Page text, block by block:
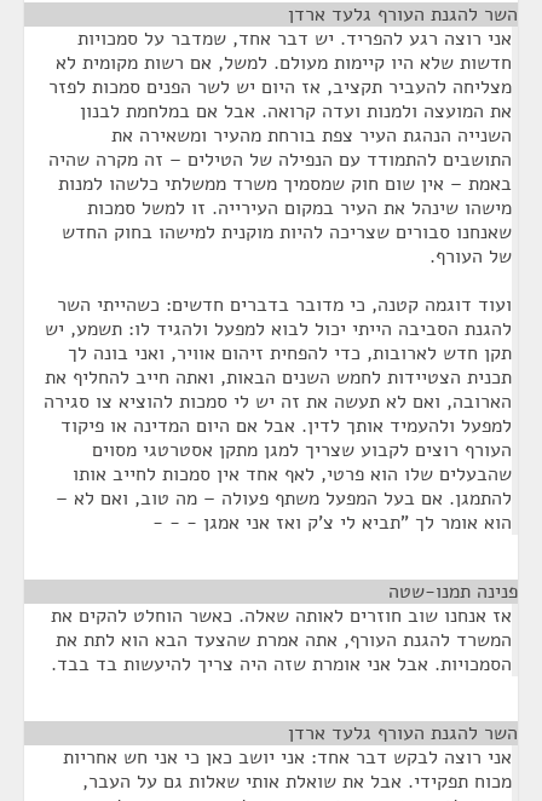
השר להגנת העורף גלעד ארדן
אני רוצה רגע להפריד. יש דבר אחד, שמדבר על סמכויות
חדשות שלא היו קיימות מעולם. למשל, אם רשות מקומית לא
מצליחה להעביר תקציב, אז היום יש לשר הפנים סמכות לפזר
את המועצה ולמנות ועדה קרואה. אבל אם במלחמת לבנון
השנייה הנהגת העיר צפת בורחת מהעיר ומשאירה את
התושבים להתמודד עם הנפילה של הטילים – זה מקרה שהיה
באמת – אין שום חוק שמסמיך משרד ממשלתי כלשהו למנות
מישהו שינהל את העיר במקום העירייה. זו למשל סמכות
שאנחנו סבורים שצריכה להיות מוקנית למישהו בחוק החדש
של העורף.
ועוד דוגמה קטנה, כי מדובר בדברים חדשים: כשהייתי השר
להגנת הסביבה הייתי יכול לבוא למפעל ולהגיד לו: תשמע, יש
תקן חדש לארובות, כדי להפחית זיהום אוויר, ואני בונה לך
תכנית הצטיידות לחמש השנים הבאות, ואתה חייב להחליף את
הארובה, ואם לא תעשה את זה יש לי סמכות להוציא צו סגירה
למפעל ולהעמיד אותך לדין. אבל אם היום המדינה או פיקוד
העורף רוצים לקבוע שצריך למגן מתקן אסטרטגי מסוים
שהבעלים שלו הוא פרטי, לאף אחד אין סמכות לחייב אותו
להתמגן. אם בעל המפעל משתף פעולה – מה טוב, ואם לא –
הוא אומר לך "תביא לי צ'ק ואז אני אמגן - - -
פנינה תמנו-שטה
אז אנחנו שוב חוזרים לאותה שאלה. כאשר הוחלט להקים את
המשרד להגנת העורף, אתה אמרת שהצעד הבא הוא לתת את
הסמכויות. אבל אני אומרת שזה היה צריך להיעשות בד בבד.
השר להגנת העורף גלעד ארדן
אני רוצה לבקש דבר אחד: אני יושב כאן כי אני חש אחריות
מכוח תפקידי. אבל את שואלת אותי שאלות גם על העבר,